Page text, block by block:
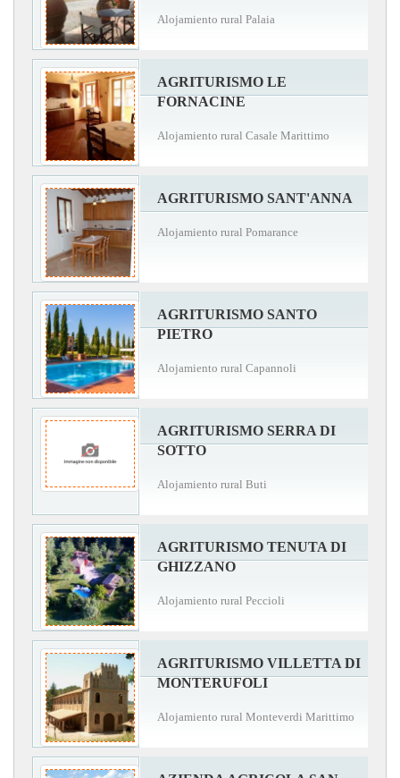
Alojamiento rural Palaia
AGRITURISMO LE
FORNACINE
Alojamiento rural Casale Marittimo
AGRITURISMO SANT'ANNA
Alojamiento rural Pomarance
AGRITURISMO SANTO
PIETRO
Alojamiento rural Capannoli
AGRITURISMO SERRA DI
SOTTO
Alojamiento rural Buti
AGRITURISMO TENUTA DI
GHIZZANO
Alojamiento rural Peccioli
AGRITURISMO VILLETTA DI
MONTERUFOLI
Alojamiento rural Monteverdi Marittimo